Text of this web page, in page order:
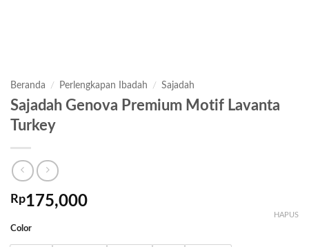
Beranda / Perlengkapan Ibadah / Sajadah
Sajadah Genova Premium Motif Lavanta
Turkey
Rp175,000
Color
HAPUS